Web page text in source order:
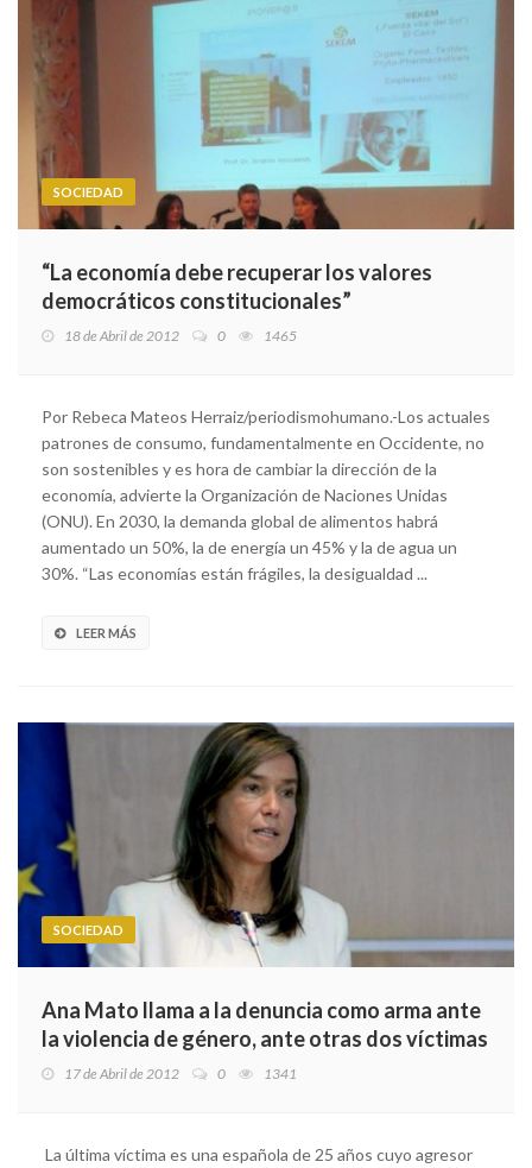
SOCIEDAD
“La economía debe recuperar los valores
democráticos constitucionales”
18 de Abril de 2012 0 1465
Por Rebeca Mateos Herraiz/periodismohumano.-Los actuales
patrones de consumo, fundamentalmente en Occidente, no
son sostenibles y es hora de cambiar la dirección de la
economía, advierte la Organización de Naciones Unidas
(ONU). En 2030, la demanda global de alimentos habrá
aumentado un 50%, la de energía un 45% y la de agua un
30%. “Las economías están frágiles, la desigualdad ...
LEER MÁS
SOCIEDAD
Ana Mato llama a la denuncia como arma ante
la violencia de género, ante otras dos víctimas
17 de Abril de 2012 0 1341
La última víctima es una española de 25 años cuyo agresor